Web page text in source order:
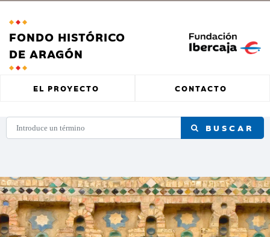
FONDO HISTÓRICO
DE ARAGÓN
EL PROYECTO CONTACTO
BUSCAR